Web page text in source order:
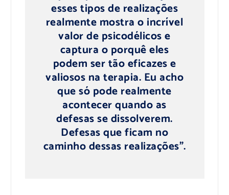
esses tipos de realizações
realmente mostra o incrível
valor de psicodélicos e
captura o porquê eles
podem ser tão eficazes e
valiosos na terapia. Eu acho
que só pode realmente
acontecer quando as
defesas se dissolverem.
Defesas que ficam no
caminho dessas realizações”.